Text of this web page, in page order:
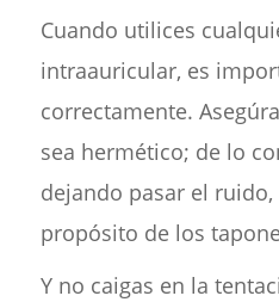
Cuando utilices
intraauricular, es
correctamente.
sea hermético; de lo
dejando pasar el
propósito de los
Y no caigas en la